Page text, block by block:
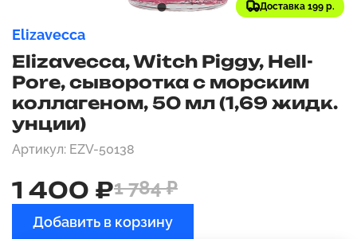
Доставка 199 р.
Elizavecca
Elizavecca, Witch Piggy, Hell-
Pore, сыворотка с морским
коллагеном, 50 мл (1,69 жидк.
унции)
Артикул: EZV-50138
1 400 ₽1 784 ₽
Добавить в корзину